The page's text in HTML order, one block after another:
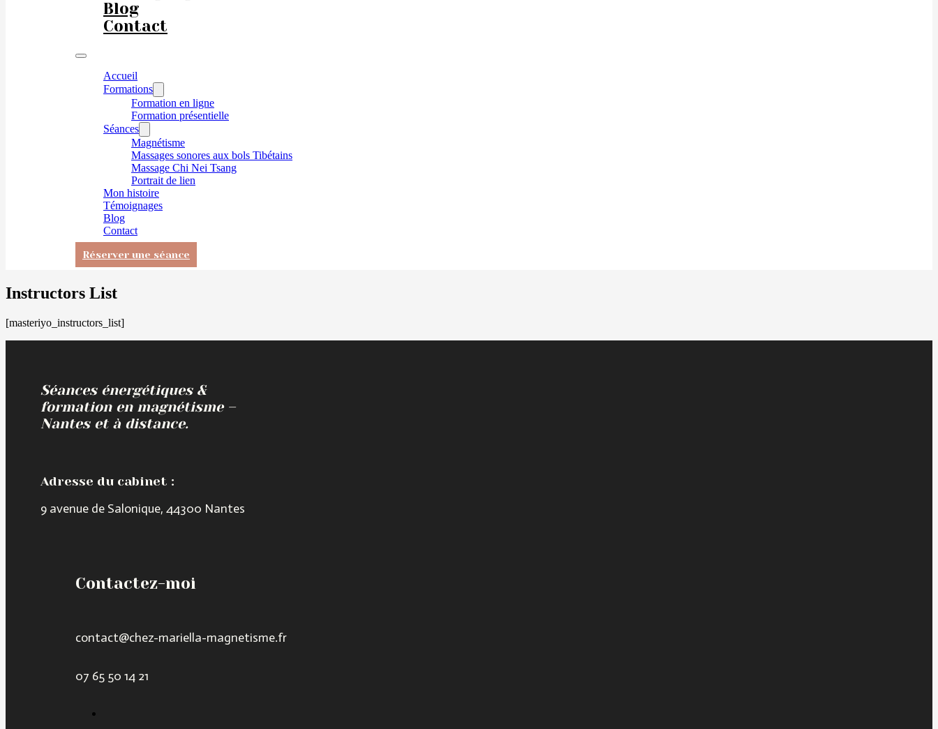
Blog
Contact
Accueil
Formations
Formation en ligne
Formation présentielle
Séances
Magnétisme
Massages sonores aux bols Tibétains
Massage Chi Nei Tsang
Portrait de lien
Mon histoire
Témoignages
Blog
Contact
Réserver une séance
Instructors List
[masteriyo_instructors_list]
Séances énergétiques &
formation en magnétisme –
Nantes et à distance.
Adresse du cabinet :
9 avenue de Salonique, 44300 Nantes
Contactez-moi
contact@chez-mariella-magnetisme.fr
07 65 50 14 21